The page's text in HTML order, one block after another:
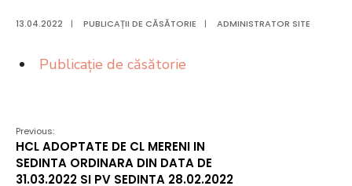
13.04.2022 | PUBLICAȚII DE CĂSĂTORIE | ADMINISTRATOR SITE
Publicație de căsătorie
Previous:
HCL ADOPTATE DE CL MERENI IN
SEDINTA ORDINARA DIN DATA DE
31.03.2022 SI PV SEDINTA 28.02.2022